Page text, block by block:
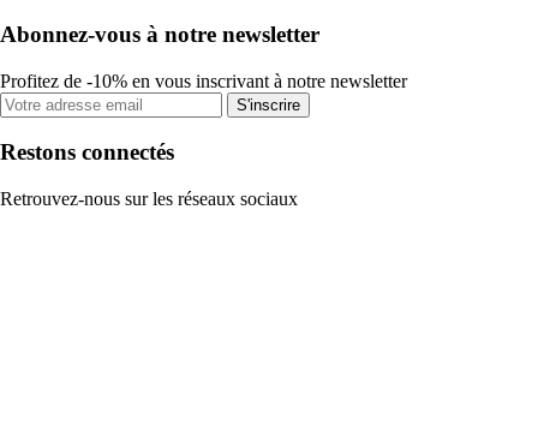
Abonnez-vous à notre newsletter
Profitez de -10% en vous inscrivant à notre newsletter
S'inscrire
Restons connectés
Retrouvez-nous sur les réseaux sociaux